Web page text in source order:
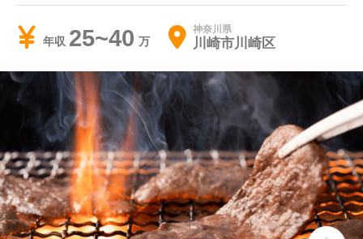
年収 25~40 神奈川県
川崎市川崎区